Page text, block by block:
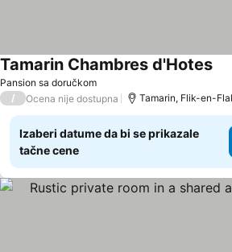
Pansion sa doručkom
Tamarin Chambres d'Hotes
/ Ocena nije dostupna Tamarin, Flik-en-
Izaberi datume da bi se prikazale
tačne cene